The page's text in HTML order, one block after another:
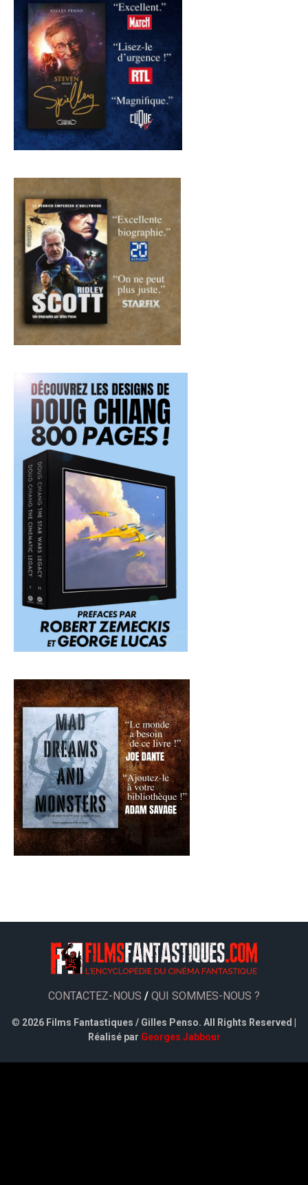
CONTACTEZ-NOUS / QUI SOMMES-NOUS ?
© 2026 Films Fantastiques / Gilles Penso. All Rights Reserved |
Réalisé par Georges Jabbour